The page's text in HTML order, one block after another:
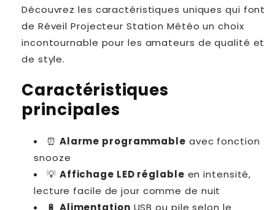
Découvrez les caractéristiques uniques qui font
de Réveil Projecteur Station Météo un choix
incontournable pour les amateurs de qualité et
de style.
Caractéristiques
principales
⏰ Alarme programmable avec fonction
snooze
💡 Affichage LED réglable en intensité,
lecture facile de jour comme de nuit
🔋 Alimentation USB ou pile selon le